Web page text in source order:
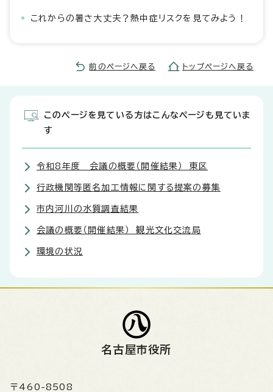
これからの暑さ大丈夫？熱中症リスクを見てみよう！
前のページへ戻る トップページへ戻る
このページを見ている方はこんなページも見ていま
す
令和8年度 会議の概要（開催結果） 東区
行政機関等匿名加工情報に関する提案の募集
市内河川の水質調査結果
会議の概要（開催結果） 観光文化交流局
環境の状況
名古屋市役所
〒460-8508